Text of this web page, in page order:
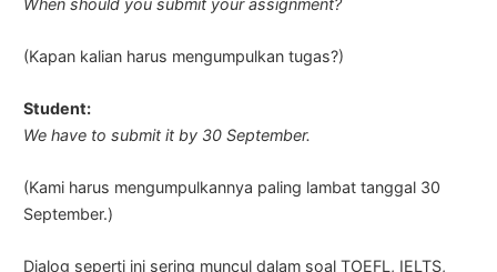
When should you submit your assignment?
(Kapan kalian harus mengumpulkan tugas?)
Student:
We have to submit it by 30 September.
(Kami harus mengumpulkannya paling lambat tanggal 30
September.)
Dialog seperti ini sering muncul dalam soal TOEFL, IELTS,